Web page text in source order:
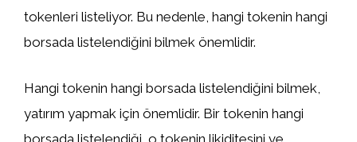
tokenleri listeliyor. Bu nedenle, hangi tokenin hangi
borsada listelendiğini bilmek önemlidir.
Hangi tokenin hangi borsada listelendiğini bilmek,
yatırım yapmak için önemlidir. Bir tokenin hangi
borsada listelendiği, o tokenin likiditesini ve